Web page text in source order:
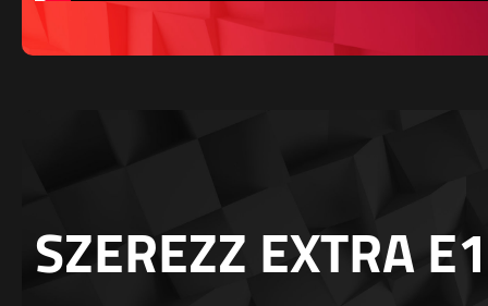
SZEREZZ EXTRA E1